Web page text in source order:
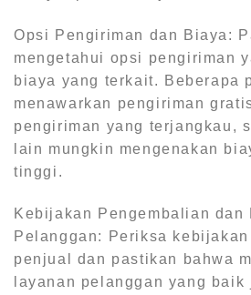
Opsi Pengiriman dan Biaya:
mengetahui opsi pengiriman
biaya yang terkait. Beberapa
menawarkan pengiriman
pengiriman yang terjangkau,
lain mungkin mengenakan
tinggi.
Kebijakan Pengembalian dan
Pelanggan: Periksa
penjual dan pastikan bahwa
layanan pelanggan yang